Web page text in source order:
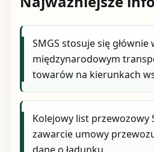
SMGS stosuje się głównie
międzynarodowym
towarów na kierunkach
Kolejowy list przewozowy
zawarcie umowy